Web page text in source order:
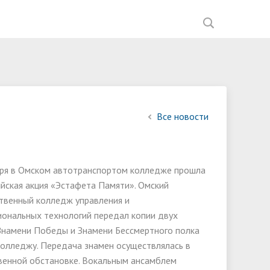
Материально-техническое
Доступная среда
Вакантные места для приёма
(перевода) обучающихся
Организация питания в
образовательной деятельности
необходимых для приема на
Рейтинг абитуриентов
Спортивный клуб "Атлант"Все новости
в Омском автотранспортом колледже прошла
акция «Эстафета Памяти». Омский
колледж управления и
технологий передал копии двух
Победы и Знамени Бессмертного полка
Передача знамен осуществлялась в
обстановке. Вокальным ансамблем